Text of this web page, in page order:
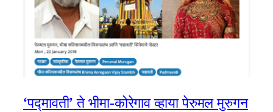
‘पद्मावती’ ते भीमा-कोरेगाव व्हाया पेरुमल मुरुगन